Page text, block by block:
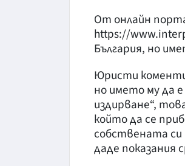
От онлайн
https://
България, но
Юристи
но името му да
издирване“,
който да се
собствената
даде